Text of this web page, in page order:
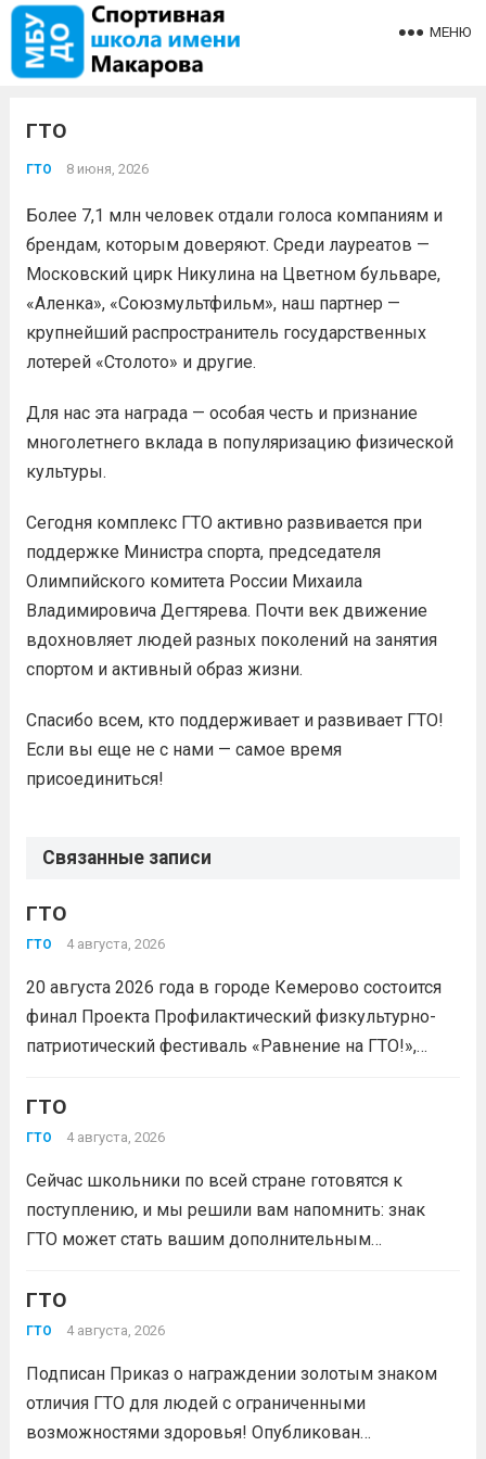
МЕНЮ
ГТО
ГТО 8 июня, 2026
Более 7,1 млн человек отдали голоса компаниям и
брендам, которым доверяют. Среди лауреатов —
Московский цирк Никулина на Цветном бульваре,
«Аленка», «Союзмультфильм», наш партнер —
крупнейший распространитель государственных
лотерей «Столото» и другие.
Для нас эта награда — особая честь и признание
многолетнего вклада в популяризацию физической
культуры.
Сегодня комплекс ГТО активно развивается при
поддержке Министра спорта, председателя
Олимпийского комитета России Михаила
Владимировича Дегтярева. Почти век движение
вдохновляет людей разных поколений на занятия
спортом и активный образ жизни.
Спасибо всем, кто поддерживает и развивает ГТО!
Если вы еще не с нами — самое время
присоединиться!
Связанные записи
ГТО
ГТО 4 августа, 2026
20 августа 2026 года в городе Кемерово состоится
финал Проекта Профилактический физкультурно-
патриотический фестиваль «Равнение на ГТО!»,
Первых-2026».В мероприятии примут участие
победители муниципального этапа проектной
Кузбасса.Состав команды 6 человек, 3 участника
из...Читать дальше
ГТО
ГТО 4 августа, 2026
Сейчас школьники по всей стране готовятся к
поступлению, и мы решили вам напомнить: знак
ГТО может стать вашим дополнительным
Многие университеты начисляют абитуриентам
баллы за индивидуальные достижения — и знак
ГТО
ГТО 4 августа, 2026
Подписан Приказ о награждении золотым знаком
отличия ГТО для людей с ограниченными
возможностями здоровья! Опубликован